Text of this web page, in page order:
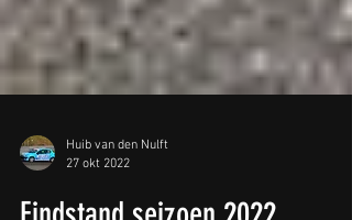
Huib van den Nulft